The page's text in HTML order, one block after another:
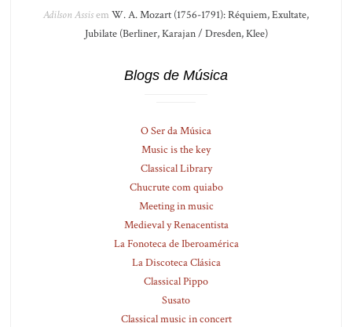
Adilson Assisem W. A. Mozart (1756-1791): Réquiem, Exultate,
Jubilate (Berliner, Karajan / Dresden, Klee)
Blogs de Música
O Ser da Música
Music is the key
Classical Library
Chucrute com quiabo
Meeting in music
Medieval y Renacentista
La Fonoteca de Iberoamérica
La Discoteca Clásica
Classical Pippo
Susato
Classical music in concert